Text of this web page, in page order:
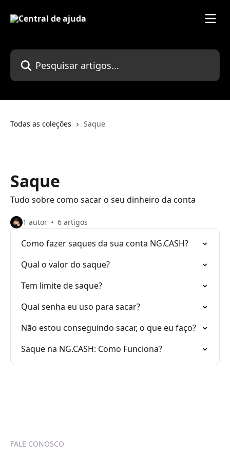
Pesquisar artigos...
Todas as coleções Saque
Saque
Tudo sobre como sacar o seu dinheiro da conta
1 autor 6 artigos
Como fazer saques da sua conta NG.CASH?
Qual o valor do saque?
Tem limite de saque?
Qual senha eu uso para sacar?
Não estou conseguindo sacar, o que eu faço?
Saque na NG.CASH: Como Funciona?
FALE CONOSCO